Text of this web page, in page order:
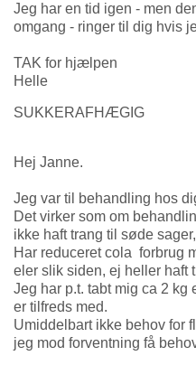
Jeg har en tid igen - men
omgang - ringer til dig hvis
TAK for hjælpen
Helle
SUKKERAFHÆGIG
Hej Janne.
Jeg var til behandling hos
Det virker som om
ikke haft trang til søde
Har reduceret cola forbrug
eler slik siden, ej heller haft
Jeg har p.t. tabt mig ca 2
er tilfreds med.
Umiddelbart ikke behov for
jeg mod forventning få